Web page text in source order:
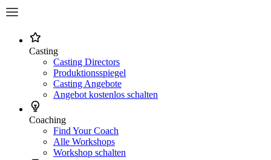
Casting
Casting Directors
Produktionsspiegel
Casting Angebote
Angebot kostenlos schalten
Coaching
Find Your Coach
Alle Workshops
Workshop schalten